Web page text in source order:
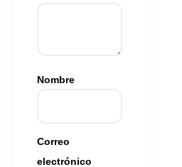
Nombre
Correo
electrónico